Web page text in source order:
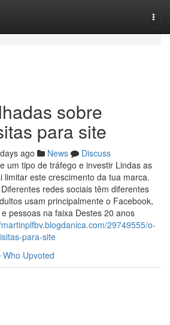
sobre
para site
ago News
Discuss
um tipo de tráfego e investir Lindas as
limitar este crescimento da tua marca.
redes sociais têm diferentes
usam principalmente o Facebook,
pessoas na faixa Destes 20 anos
29749555/o-
para-site
Who Upvoted